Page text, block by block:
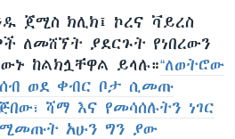
ጀሚስ ክሊክ፤ ኮረና ቫይረስ
ለመሸኘት ያደርጉት የነበረውን
ከልክሏቸዋል ይላሉ።“ለወትሮው
ወደ ቀብር ቦታ ሲመጡ
ሻማ እና የመሳሰሉትን ነገር
አሁን ግን ያው